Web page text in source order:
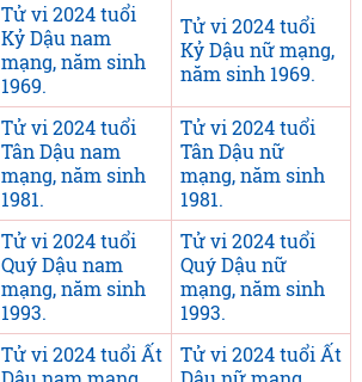
Tử vi 2024 tuổi
Kỷ Dậu nam
mạng, năm sinh
1969.
Tử vi 2024 tuổi
Kỷ Dậu nữ mạng,
năm sinh 1969.
Tử vi 2024 tuổi
Tân Dậu nam
mạng, năm sinh
1981.
Tử vi 2024 tuổi
Tân Dậu nữ
mạng, năm sinh
1981.
Tử vi 2024 tuổi
Quý Dậu nam
mạng, năm sinh
1993.
Tử vi 2024 tuổi
Quý Dậu nữ
mạng, năm sinh
1993.
Tử vi 2024 tuổi Ất
Tử vi 2024 tuổi Ất